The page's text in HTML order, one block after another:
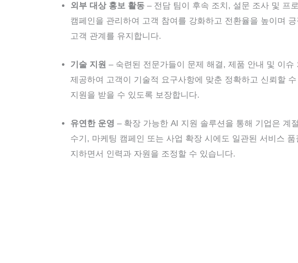
외부 대상 홍보 활동 – 전담 팀이 후속 조치, 설문 조사 및 프
캠페인을 관리하여 고객 참여를 강화하고 전환율을 높이며 긍
고객 관계를 유지합니다.
기술 지원 – 숙련된 전문가들이 문제 해결, 제품 안내 및 이슈
제공하여 고객이 기술적 요구사항에 맞춘 정확하고 신뢰할 수
지원을 받을 수 있도록 보장합니다.
유연한 운영 – 확장 가능한 AI 지원 솔루션을 통해 기업은 계
수기, 마케팅 캠페인 또는 사업 확장 시에도 일관된 서비스 품
지하면서 인력과 자원을 조정할 수 있습니다.